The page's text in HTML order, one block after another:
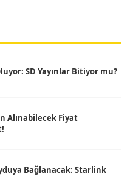
SD Yayınlar Bitiyor mu?
Alınabilecek Fiyat
Bağlanacak: Starlink